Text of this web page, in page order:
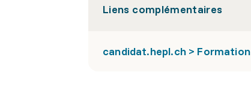
Liens complémentaires
candidat.hepl.ch > Formation